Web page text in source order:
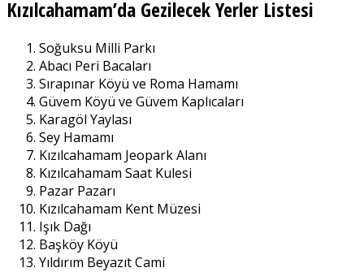
Kızılcahamam’da Gezilecek Yerler Listesi
Soğuksu Milli Parkı
Abacı Peri Bacaları
Sırapınar Köyü ve Roma Hamamı
Güvem Köyü ve Güvem Kaplıcaları
Karagöl Yaylası
Sey Hamamı
Kızılcahamam Jeopark Alanı
Kızılcahamam Saat Kulesi
Pazar Pazarı
Kızılcahamam Kent Müzesi
Işık Dağı
Başköy Köyü
Yıldırım Beyazıt Cami